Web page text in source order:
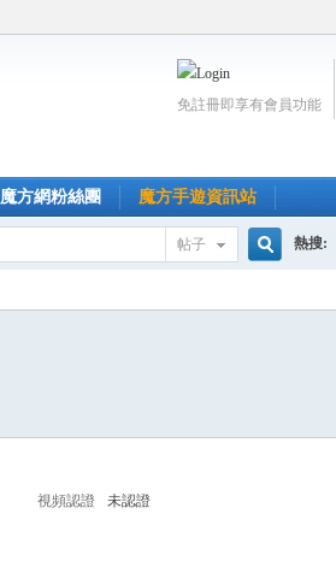
免註冊即享有會員功能
魔方網粉絲團 魔方手遊資訊站
帖子 熱搜:
視頻認證 未認證